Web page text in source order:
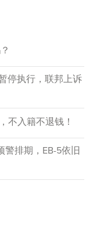
停执行，联邦上诉
不入籍不退钱！
警排期，EB-5依旧